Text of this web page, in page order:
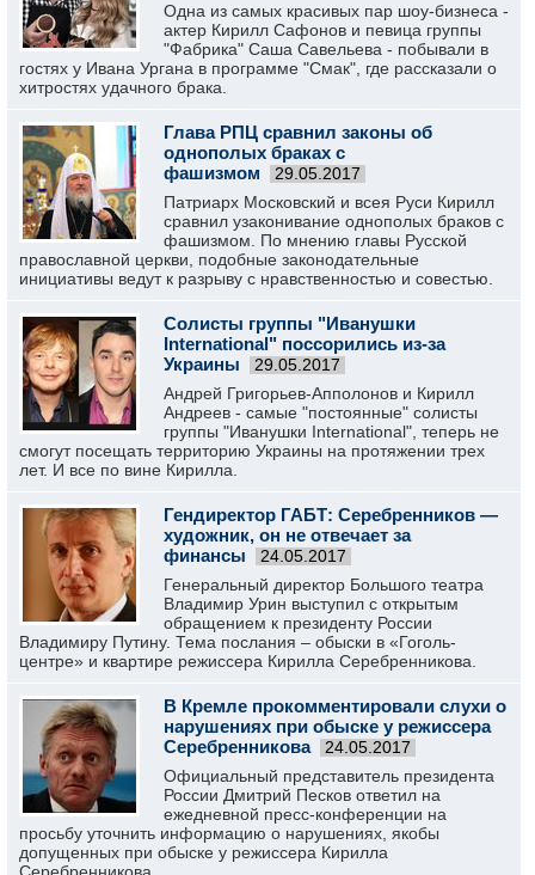
Одна из самых красивых пар шоу-бизнеса -
актер Кирилл Сафонов и певица группы
"Фабрика" Саша Савельева - побывали в
гостях у Ивана Ургана в программе "Смак", где рассказали о
хитростях удачного брака.
Глава РПЦ сравнил законы об
однополых браках с
фашизмом
29.05.2017
Патриарх Московский и всея Руси Кирилл
сравнил узаконивание однополых браков с
фашизмом. По мнению главы Русской
православной церкви, подобные законодательные
инициативы ведут к разрыву с нравственностью и совестью.
Солисты группы "Иванушки
International" поссорились из-за
Украины
29.05.2017
Андрей Григорьев-Апполонов и Кирилл
Андреев - самые "постоянные" солисты
группы "Иванушки International", теперь не
смогут посещать территорию Украины на протяжении трех
лет. И все по вине Кирилла.
Гендиректор ГАБТ: Серебренников —
художник, он не отвечает за
финансы
24.05.2017
Генеральный директор Большого театра
Владимир Урин выступил с открытым
обращением к президенту России
Владимиру Путину. Тема послания – обыски в «Гоголь-
центре» и квартире режиссера Кирилла Серебренникова.
В Кремле прокомментировали слухи о
нарушениях при обыске у режиссера
Серебренникова
24.05.2017
Официальный представитель президента
России Дмитрий Песков ответил на
ежедневной пресс-конференции на
просьбу уточнить информацию о нарушениях, якобы
допущенных при обыске у режиссера Кирилла